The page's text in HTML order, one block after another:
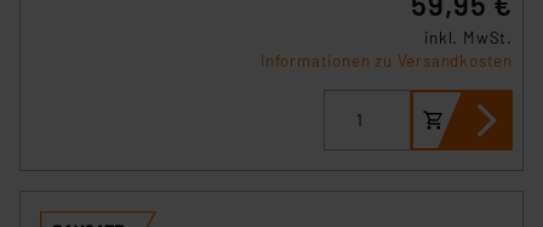
inkl. MwSt.
Informationen zu Versandkosten